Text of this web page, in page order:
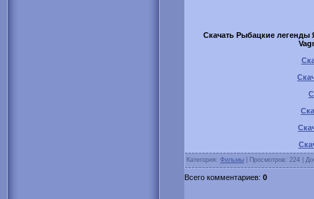
Скачать Рыбацкие легенды
Категория: Фильмы | Просмотров: 224 |
Всего комментариев: 0